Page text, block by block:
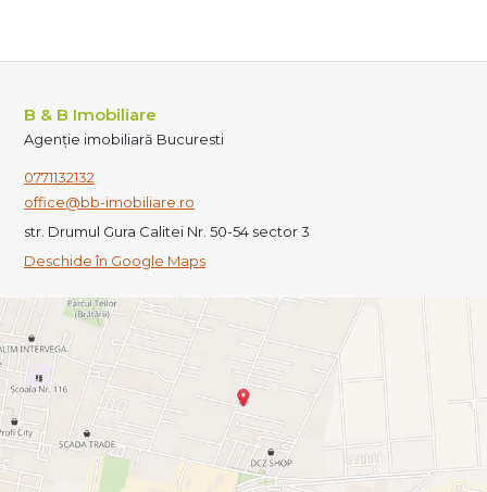
B & B Imobiliare
Agenție imobiliară Bucuresti
0771132132
office@bb-imobiliare.ro
str. Drumul Gura Calitei Nr. 50-54 sector 3
Deschide în Google Maps